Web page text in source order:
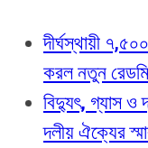
দীর্ঘস্থায়ী
করল নতুন
বিদ্যুৎ, গ্যাস ও
দলীয় ঐক্যের